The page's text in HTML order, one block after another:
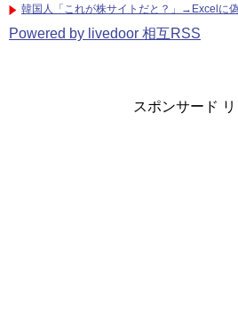
韓国人「これが株サイトだと？」→Excelに
Powered by livedoor 相互RSS
スポンサード